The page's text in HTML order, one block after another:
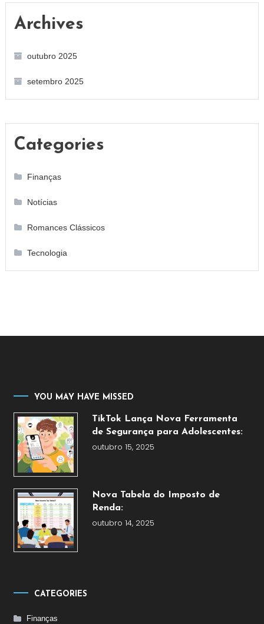
Archives
outubro 2025
setembro 2025
Categories
Finanças
Notícias
Romances Clássicos
Tecnologia
YOU MAY HAVE MISSED
TikTok Lança Nova Ferramenta
de Segurança para Adolescentes:
outubro 15, 2025
Nova Tabela do Imposto de
Renda:
outubro 14, 2025
CATEGORIES
Finanças